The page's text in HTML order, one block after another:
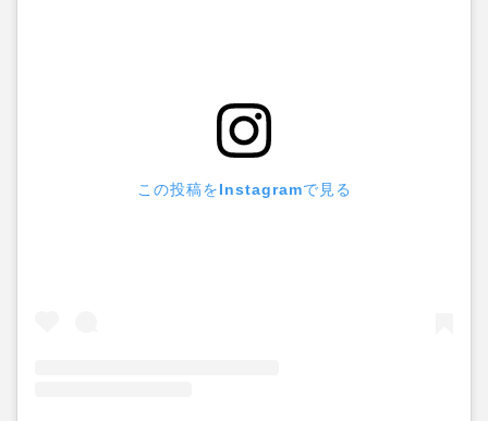
この投稿をInstagramで見る